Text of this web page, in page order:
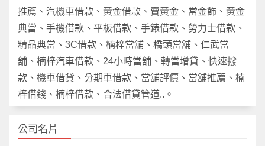
推薦 、 汽機車借款、黃金借款 、 賣黃金 、當金飾 、黃金
典當 、 手機借款 、平板借款 、 手錶借款 、 勞力士借款 、
精品典當、3C借款 、 楠梓當舖 、 橋頭當舖 、 仁武當
舖 、 楠梓汽車借款 、 24小時當舖 、 轉當增貸 、 快速撥
款 、機車借貸 、分期車借款 、當舖評價、當舖推薦 、楠
梓借錢 、楠梓借款 、合法借貸管道..。
公司名片